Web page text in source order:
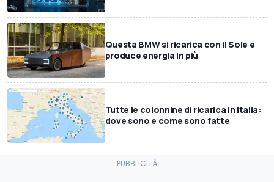
Questa BMW si ricarica con il Sole e
produce energia in più
Tutte le colonnine di ricarica in Italia:
dove sono e come sono fatte